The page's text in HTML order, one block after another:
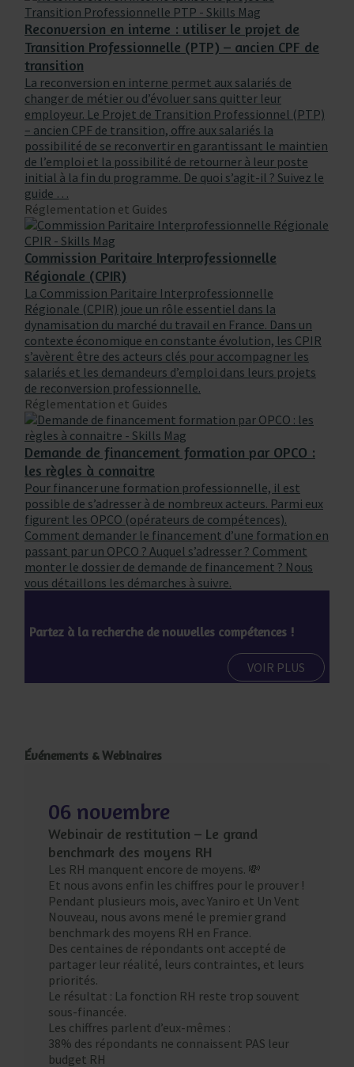
Reconversion en interne : utiliser le projet de
Transition Professionnelle (PTP) – ancien CPF de
transition
La reconversion en interne permet aux salariés de
changer de métier ou d’évoluer sans quitter leur
employeur. Le Projet de Transition Professionnel (PTP)
– ancien CPF de transition, offre aux salariés la
possibilité de se reconvertir en garantissant le maintien
de l’emploi et la possibilité de retourner à leur poste
initial à la fin du programme. De quoi s’agit-il ? Suivez le
guide …
Réglementation et Guides
Commission Paritaire Interprofessionnelle
Régionale (CPIR)
La Commission Paritaire Interprofessionnelle
Régionale (CPIR) joue un rôle essentiel dans la
dynamisation du marché du travail en France. Dans un
contexte économique en constante évolution, les CPIR
s’avèrent être des acteurs clés pour accompagner les
salariés et les demandeurs d’emploi dans leurs projets
de reconversion professionnelle.
Réglementation et Guides
Demande de financement formation par OPCO :
les règles à connaitre
Pour financer une formation professionnelle, il est
possible de s’adresser à de nombreux acteurs. Parmi eux
figurent les OPCO (opérateurs de compétences).
Comment demander le financement d’une formation en
passant par un OPCO ? Auquel s’adresser ? Comment
monter le dossier de demande de financement ? Nous
vous détaillons les démarches à suivre.
Partez à la recherche de nouvelles compétences !
VOIR PLUS
Événements & Webinaires
06 novembre
Webinair de restitution – Le grand
benchmark des moyens RH
Les RH manquent encore de moyens. 💸
Et nous avons enfin les chiffres pour le prouver !
Pendant plusieurs mois, avec Yaniro et Un Vent
Nouveau, nous avons mené le premier grand
benchmark des moyens RH en France.
Des centaines de répondants ont accepté de
partager leur réalité, leurs contraintes, et leurs
priorités.
Le résultat : La fonction RH reste trop souvent
sous-financée.
Les chiffres parlent d’eux-mêmes :
38% des répondants ne connaissent PAS leur
budget RH